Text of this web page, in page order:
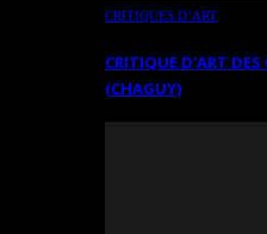
CRITIQUES D’ART
CRITIQUE D’ART
(CHAGUY)